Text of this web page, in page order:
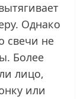
Однако
свечи не
Более
лицо,
или